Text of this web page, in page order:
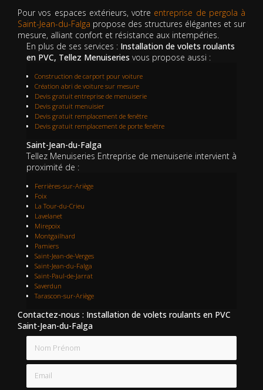
Pour vos espaces extérieurs, votre entreprise de pergola à
Saint-Jean-du-Falga propose des structures élégantes et sur
mesure, alliant confort et résistance aux intempéries.
En plus de ses services : Installation de volets roulants
en PVC, Tellez Menuiseries vous propose aussi :
Construction de carport pour voiture
Création abri de voiture sur mesure
Devis gratuit entreprise de menuiserie
Devis gratuit menuisier
Devis gratuit remplacement de fenêtre
Devis gratuit remplacement de porte fenêtre
Saint-Jean-du-Falga
Tellez Menuiseries Entreprise de menuiserie intervient à
proximité de :
Ferrières-sur-Ariège
Foix
La Tour-du-Crieu
Lavelanet
Mirepoix
Montgailhard
Pamiers
Saint-Jean-de-Verges
Saint-Jean-du-Falga
Saint-Paul-de-Jarrat
Saverdun
Tarascon-sur-Ariège
Contactez-nous : Installation de volets roulants en PVC
Saint-Jean-du-Falga
Email